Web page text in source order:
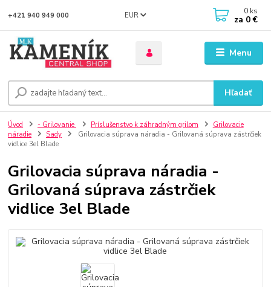
Menu
EUR
Hľadať
+421 940 949 000 0 ks
za 0 €
Úvod - Grilovanie Príslušenstvo k záhradným grilom
Grilovacie
náradie
Sady
Grilovacia súprava náradia - Grilovaná súprava zástrčiek
vidlice 3el Blade
Grilovacia súprava náradia -
Grilovaná súprava zástrčiek
vidlice 3el Blade